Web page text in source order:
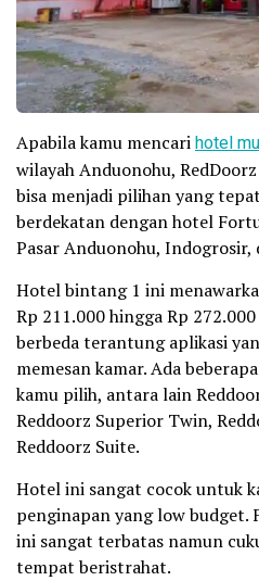
Apabila kamu mencarihotel
wilayah Anduonohu,
bisa menjadi pilihan yang
berdekatan dengan hotel
Pasar Anduonohu,
Hotel bintang 1 ini
Rp 211.000 hingga Rp
berbeda terantung aplikasi
memesan kamar. Ada
kamu pilih, antara lain
Reddoorz Superior Twin,
Reddoorz Suite.
Hotel ini sangat cocok untuk
penginapan yang low budget.
ini sangat terbatas namun
tempat beristrahat.